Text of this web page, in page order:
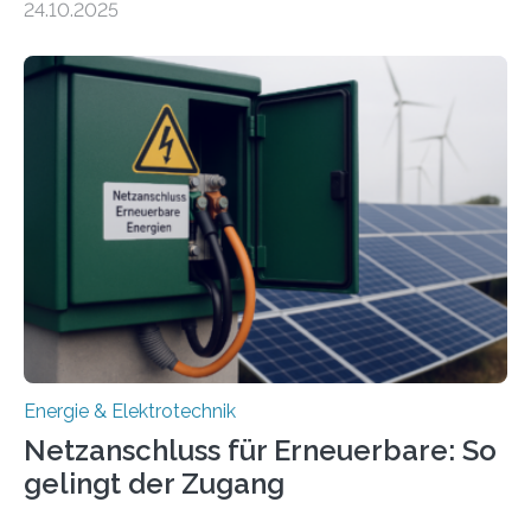
Forschungsprojekt „LAGER – Langzeitspeicherung in
Quartieren“ eingeworben. Ziel des Projekts ist die
Entwicklung, Erprobung und Demonstration von
Konzepten zur langfristigen Energiespeicherung in
sektorübergreifend vernetzten Energiesystemen. Das
Projekt startete am 15. Oktober 2025, hat eine Laufzeit
von drei Jahren und ein Gesamtvolumen von rund 2,9
Millionen Euro, wovon 2,6 Millionen Euro durch das
Ministerium für Umwelt, Klima und…
24.10.2025
Energie & Elektrotechnik
Netzanschluss für Erneuerbare: So
gelingt der Zugang